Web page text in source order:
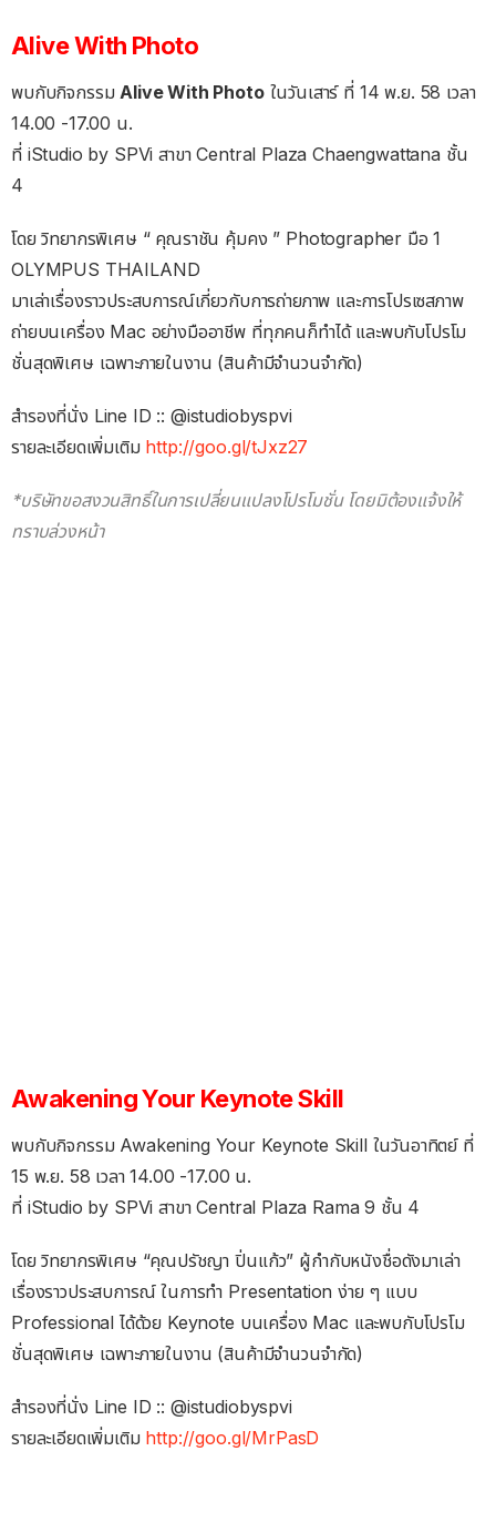
Alive With Photo
พบกับกิจกรรมAlive With Photoในวันเสาร์ ที่ 14 พ.ย. 58 เวลา
14.00 -17.00 น.
ที่ iStudio by SPVi สาขา Central Plaza Chaengwattana ชั้น
4
โดย วิทยากรพิเศษ “ คุณราชัน คุ้มคง ” Photographer มือ 1
OLYMPUS THAILAND
มาเล่าเรื่องราวประสบการณ์เกี่ยวกับการถ่ายภาพ และการโปรเซสภาพ
ถ่ายบนเครื่อง Mac อย่างมืออาชีพ ที่ทุกคนก็ทำได้ และพบกับโปรโม
ชั่นสุดพิเศษ เฉพาะภายในงาน (สินค้ามีจำนวนจำกัด)
สำรองที่นั่ง Line ID :: @istudiobyspvi
รายละเอียดเพิ่มเติม http://goo.gl/tJxz27
*บริษัทขอสงวนสิทธิ์ในการเปลี่ยนแปลงโปรโมชั่น โดยมิต้องแจ้งให้
ทราบล่วงหน้า
Awakening Your Keynote Skill
พบกับกิจกรรม Awakening Your Keynote Skill ในวันอาทิตย์ ที่
15 พ.ย. 58 เวลา 14.00 -17.00 น.
ที่ iStudio by SPVi สาขา Central Plaza Rama 9 ชั้น 4
โดย วิทยากรพิเศษ “คุณปรัชญา ปิ่นแก้ว” ผู้กำกับหนังชื่อดังมาเล่า
เรื่องราวประสบการณ์ ในการทำ Presentation ง่าย ๆ แบบ
Professional ได้ด้วย Keynote บนเครื่อง Mac และพบกับโปรโม
ชั่นสุดพิเศษ เฉพาะภายในงาน (สินค้ามีจำนวนจำกัด)
สำรองที่นั่ง Line ID :: @istudiobyspvi
รายละเอียดเพิ่มเติม http://goo.gl/MrPasD